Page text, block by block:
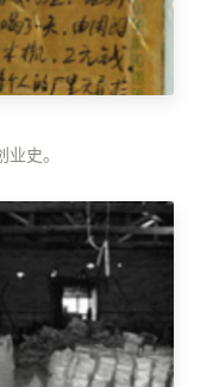
史。